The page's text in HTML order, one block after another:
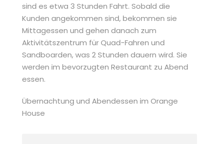
sind es etwa 3 Stunden Fahrt. Sobald die
Kunden angekommen sind, bekommen sie
Mittagessen und gehen danach zum
Aktivitätszentrum für Quad-Fahren und
Sandboarden, was 2 Stunden dauern wird. Sie
werden im bevorzugten Restaurant zu Abend
essen.
Übernachtung und Abendessen im Orange
House